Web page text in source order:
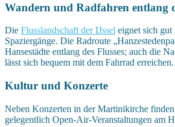
Wandern und Radfahren entlang
Die Flusslandschaft der IJssel eignet sich
Spaziergänge. Die Radroute
Hansestädte entlang des Flusses; auch die
lässt sich bequem mit dem Fahrrad erreichen.
Kultur und Konzerte
Neben Konzerten in der Martinikirche
gelegentlich Open-Air-Veranstaltungen am